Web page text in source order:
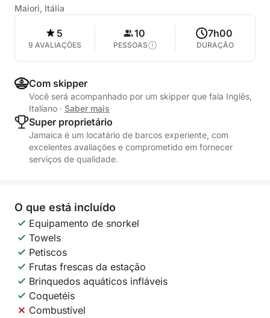
Maiori, Itália
5
9 AVALIAÇÕES
10
PESSOAS
7h00
DURAÇÃO
Com skipper
Você será acompanhado por um skipper que fala Inglês,
Italiano · Saber mais
Super proprietário
Jamaica é um locatário de barcos experiente, com
excelentes avaliações e comprometido em fornecer
serviços de qualidade.
O que está incluído
Equipamento de snorkel
Towels
Petiscos
Frutas frescas da estação
Brinquedos aquáticos infláveis
Coquetéis
Combustível